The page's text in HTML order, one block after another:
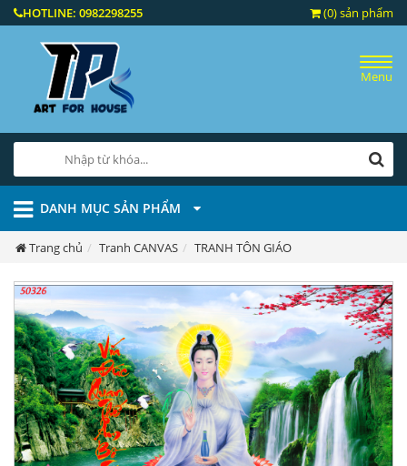
HOTLINE: 0982298255 (0) sản phẩm
Menu
DANH MỤC SẢN PHẨM
Trang chủ Tranh CANVAS TRANH TÔN GIÁO